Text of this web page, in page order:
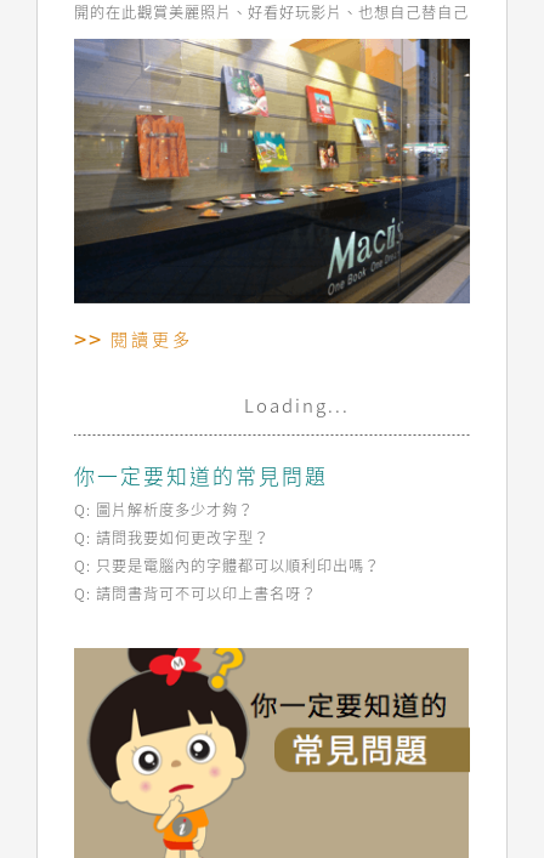
開的在此觀賞美麗照片、好看好玩影片、也想自己替自己
完成一...
閱讀更多
Loading...
你一定要知道的常見問題
Q: 圖片解析度多少才夠？
Q: 請問我要如何更改字型？
Q: 只要是電腦內的字體都可以順利印出嗎？
Q: 請問書背可不可以印上書名呀？